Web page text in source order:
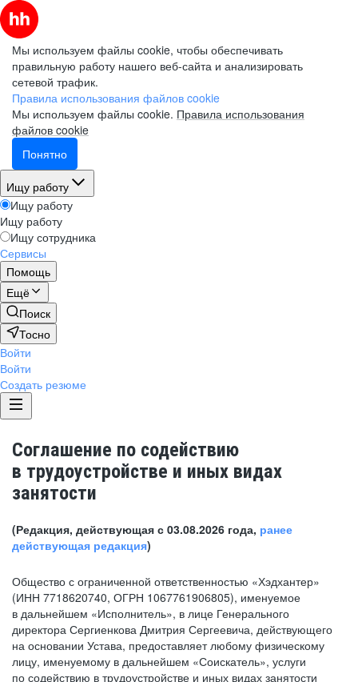
Мы используем файлы cookie, чтобы обеспечивать
правильную работу нашего веб-сайта и анализировать
сетевой трафик.
Правила использования файлов cookie
Мы используем файлы cookie. Правила использования
файлов cookie
Понятно
Ищу работу
Ищу работу
Ищу работу
Ищу сотрудника
Сервисы
Помощь
Ещё
Поиск
Тосно
Войти
Войти
Создать резюме
Соглашение по содействию
в трудоустройстве и иных видах
занятости
(Редакция, действующая с 03.08.2026 года, ранее
действующая редакция)
Общество с ограниченной ответственностью «Хэдхантер»
(ИНН 7718620740, ОГРН 1067761906805), именуемое
в дальнейшем «Исполнитель», в лице Генерального
директора Сергиенкова Дмитрия Сергеевича, действующего
на основании Устава, предоставляет любому физическому
лицу, именуемому в дальнейшем «Соискатель», услуги
по содействию в трудоустройстве и иных видах занятости